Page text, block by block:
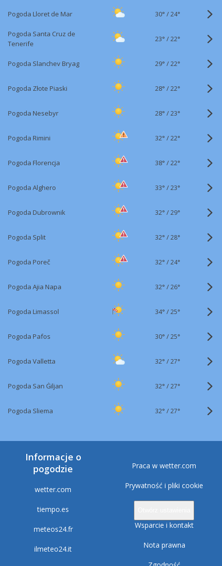
Pogoda Lloret de Mar 30° /24°
Pogoda Santa Cruz de
Tenerife
23° /22°
Pogoda Slanchev Bryag 29° /22°
Pogoda Złote Piaski 28° /22°
Pogoda Nesebyr 28° /23°
Pogoda Rimini 32° /22°
Pogoda Florencja 38° /22°
Pogoda Alghero 33° /23°
Pogoda Dubrownik 32° /29°
Pogoda Split 32° /28°
Pogoda Poreč 32° /24°
Pogoda Ajia Napa 32° /26°
Pogoda Limassol 34° /25°
Pogoda Pafos 30° /25°
Pogoda Valletta 32° /27°
Pogoda San Ġiljan 32° /27°
Pogoda Sliema 32° /27°
Informacje o
pogodzie
wetter.com
tiempo.es
meteos24.fr
ilmeteo24.it
Praca w wetter.com
Prywatność i pliki cookie
Wsparcie i kontakt
Nota prawna